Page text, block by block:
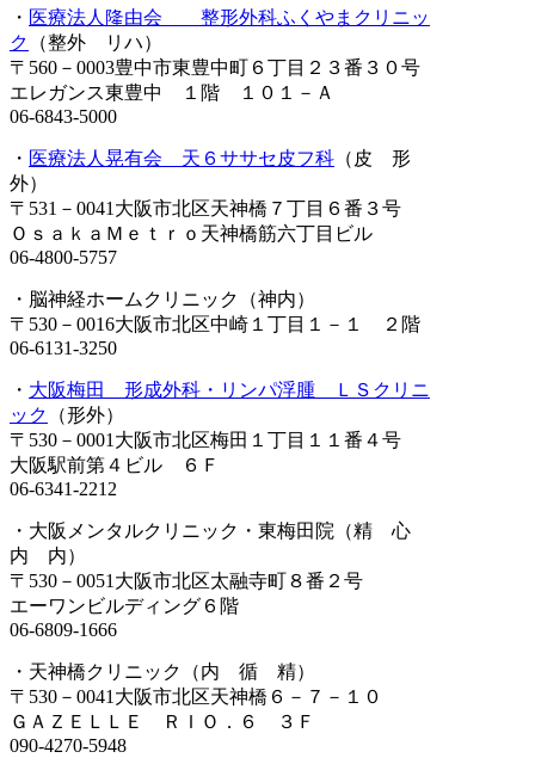
・ 医療法人隆由会 整形外科ふくやまクリニッ
ク
（整外 リハ）
〒560－0003豊中市東豊中町６丁目２３番３０号
エレガンス東豊中 １階 １０１－Ａ
06-6843-5000
・ 医療法人晃有会 天６ササセ皮フ科 （皮 形
外）
〒531－0041大阪市北区天神橋７丁目６番３号
ＯｓａｋａＭｅｔｒｏ天神橋筋六丁目ビル
06-4800-5757
・脳神経ホームクリニック（神内）
〒530－0016大阪市北区中崎１丁目１－１ ２階
06-6131-3250
・ 大阪梅田 形成外科・リンパ浮腫 ＬＳクリニ
ック
（形外）
〒530－0001大阪市北区梅田１丁目１１番４号
大阪駅前第４ビル ６Ｆ
06-6341-2212
・大阪メンタルクリニック・東梅田院（精 心
内 内）
〒530－0051大阪市北区太融寺町８番２号
エーワンビルディング６階
06-6809-1666
・天神橋クリニック（内 循 精）
〒530－0041大阪市北区天神橋６－７－１０
ＧＡＺＥＬＬＥ ＲＩＯ．６ ３Ｆ
090-4270-5948